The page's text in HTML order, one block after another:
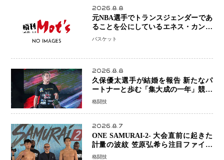
2026.8.8
元NBA選手でトランスジェンダーであ
ることを公にしているエネス・カンタ
ーがWNBAドラフト参戦を表明「参加
バスケット
2026.8.8
久保優太選手が結婚を報告 新たなパ
ートナーと歩む「集大成の一年」競技
生活を支える存在に感謝
格闘技
2026.8.7
ONE SAMURAI-2- 大会直前に起きた
計量の波紋 笠原弘希ら注目ファイタ
ーは契約体重で決戦へ、山本歩夢と平
格闘技